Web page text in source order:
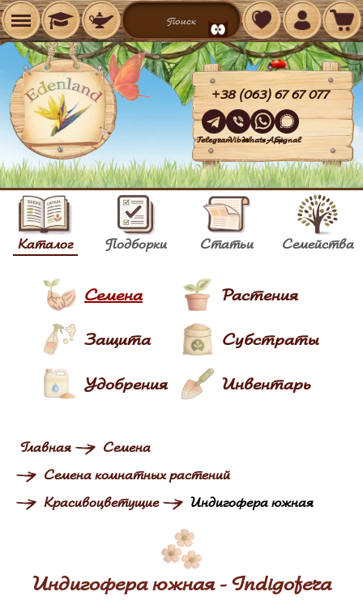
TelegramViberWhatsAppSignal
+38 (063) 67 67 077
Каталог Подборки Статьи Семейства
Семена Растения
Защита Субстраты
Удобрения Инвентарь
Главная
Семена
Семена комнатных растений
Красивоцветущие
Индигофера южная
Индигофера южная - Indigofera